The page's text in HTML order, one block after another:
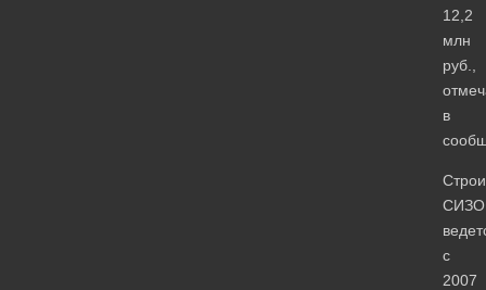
12,2
млн
руб.,
в
СИЗО
с
2007